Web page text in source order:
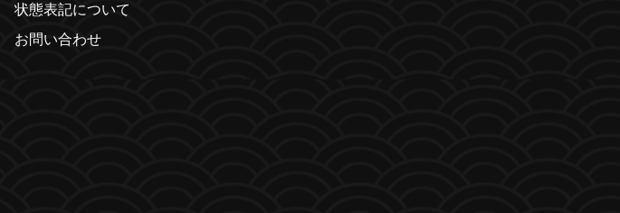
状態表記について
お問い合わせ